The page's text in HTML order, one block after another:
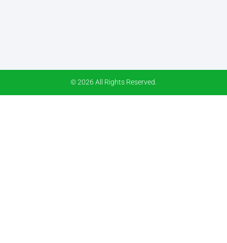
© 2026 All Rights Reserved.